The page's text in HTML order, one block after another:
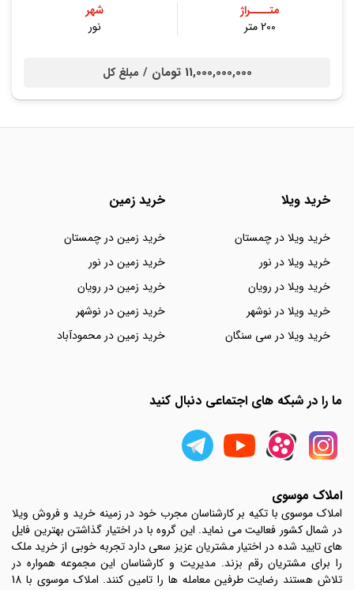
متــــراژ
200 متر
شهر
نور
11,000,000,000 تومان / مبلغ کل
خرید ویلا
خرید ویلا در چمستان
خرید ویلا در نور
خرید ویلا در رویان
خرید ویلا در نوشهر
خرید ویلا در سی سنگان
خرید زمین
خرید زمین در چمستان
خرید زمین در نور
خرید زمین در رویان
خرید زمین در نوشهر
خرید زمین در محمودآباد
ما را در شبکه های اجتماعی دنبال کنید
املاک موسوی
املاک موسوی با تکیه بر کارشناسان مجرب خود در زمینه خرید و فروش ویلا
در شمال کشور فعالیت می نماید. این گروه با در اختیار گذاشتن بهترین فایل
های تایید شده در اختیار مشتریان عزیز سعی دارد تجربه خوبی از خرید ملک
را برای مشتریان رقم بزند. مدیریت و کارشناسان این مجموعه همواره در
تلاش هستند رضایت طرفین معامله ها را تامین کنند. املاک موسوی با 18